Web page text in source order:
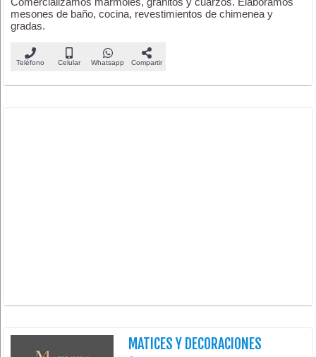
mesones de baño, cocina, revestimientos de chimenea y
gradas.
Teléfono Celular Whatsapp Compartir
MATICES Y DECORACIONES